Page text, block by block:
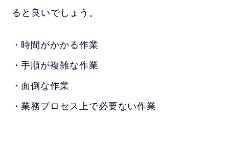
ると良いでしょう。
時間がかかる作業
手順が複雑な作業
面倒な作業
業務プロセス上で必要ない作業